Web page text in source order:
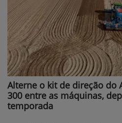
Alterne o kit de direção do
300 entre as máquinas,
temporada